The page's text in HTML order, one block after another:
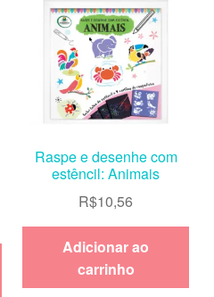
Raspe e desenhe com
estêncil: Animais
R$10,56
Adicionar ao
carrinho